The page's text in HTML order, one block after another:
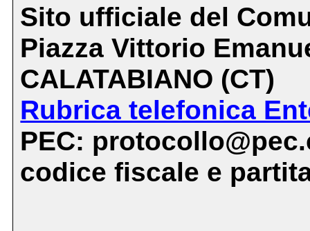
Sito ufficiale del
Piazza Vittorio
CALATABIANO (CT)
Rubrica telefonica
PEC:
codice fiscale e